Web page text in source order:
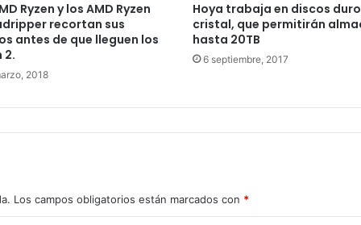
Ryzen y los AMD Ryzen
recortan sus
antes de que lleguen los
2.
2018
Hoya trabaja en discos
cristal, que permitirán
hasta 20TB
6 septiembre, 2017
Los campos obligatorios están marcados con *